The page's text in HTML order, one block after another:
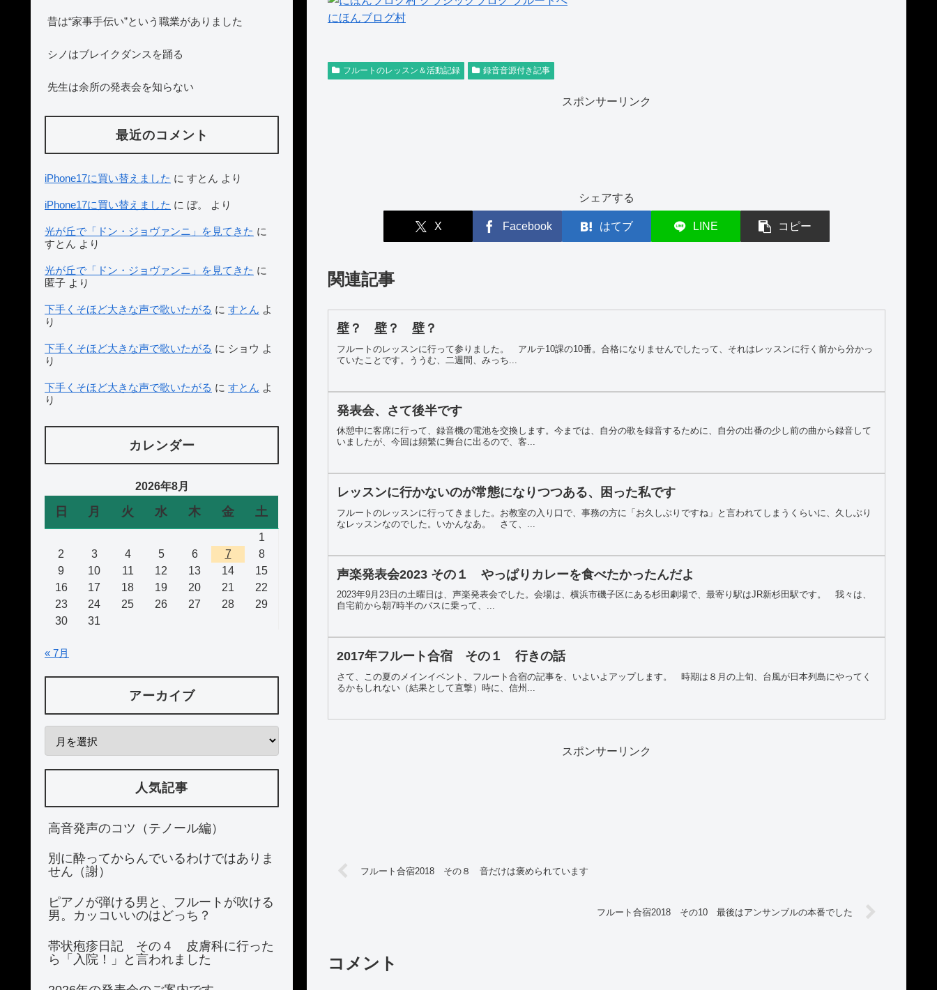
にほんブログ村
フルートのレッスン＆活動記録 録音音源付き記事
スポンサーリンク
シェアする
X Facebook はてブ LINE コピー
関連記事
壁？ 壁？ 壁？
フルートのレッスンに行って参りました。 アルテ10課の10番。合格になりませんでしたって、それはレッスンに行く前から分かっ
ていたことです。ううむ、二週間、みっち...
発表会、さて後半です
休憩中に客席に行って、録音機の電池を交換します。今までは、自分の歌を録音するために、自分の出番の少し前の曲から録音して
いましたが、今回は頻繁に舞台に出るので、客...
レッスンに行かないのが常態になりつつある、困った私です
フルートのレッスンに行ってきました。お教室の入り口で、事務の方に「お久しぶりですね」と言われてしまうくらいに、久しぶり
なレッスンなのでした。いかんなあ。 さて、...
声楽発表会2023 その１ やっぱりカレーを食べたかったんだよ
2023年9月23日の土曜日は、声楽発表会でした。会場は、横浜市磯子区にある杉田劇場で、最寄り駅はJR新杉田駅です。 我々は、
自宅前から朝7時半のバスに乗って、...
2017年フルート合宿 その１ 行きの話
さて、この夏のメインイベント、フルート合宿の記事を、いよいよアップします。 時期は８月の上旬、台風が日本列島にやってく
るかもしれない（結果として直撃）時に、信州...
スポンサーリンク
フルート合宿2018 その８ 音だけは褒められています
フルート合宿2018 その10 最後はアンサンブルの本番でした
コメント
昔は“家事手伝い”という職業がありました
シノはブレイクダンスを踊る
先生は余所の発表会を知らない
最近のコメント
iPhone17に買い替えました に すとん より
iPhone17に買い替えました に ぼ。 より
光が丘で「ドン・ジョヴァンニ」を見てきた に
すとん より
光が丘で「ドン・ジョヴァンニ」を見てきた に
匿子 より
下手くそほど大きな声で歌いたがる に すとん よ
り
下手くそほど大きな声で歌いたがる に ショウ よ
り
下手くそほど大きな声で歌いたがる に すとん よ
り
カレンダー
2026年8月
日 月 火 水 木 金 土
1
2
3 4 5 6 7
8
9
10 11 12 13 14
15
16
17 18 19 20 21
22
23
24 25 26 27 28
29
30
31
« 7月
アーカイブ
人気記事
高音発声のコツ（テノール編）
別に酔ってからんでいるわけではありま
せん（謝）
ピアノが弾ける男と、フルートが吹ける
男。カッコいいのはどっち？
帯状疱疹日記 その４ 皮膚科に行った
ら「入院！」と言われました